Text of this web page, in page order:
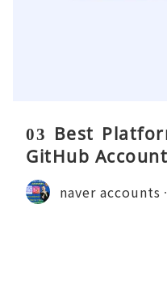
03 Best
GitHub
naver accounts